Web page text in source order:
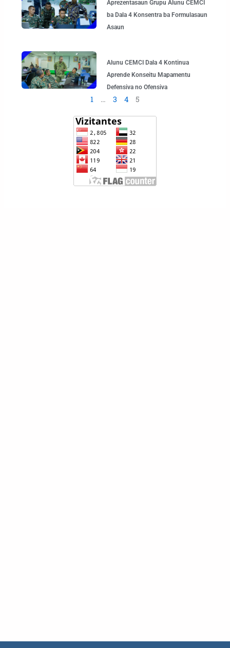
Aprezentasaun Grupu Alunu CEMCI
ba Dala 4 Konsentra ba Formulasaun
Asaun
Alunu CEMCI Dala 4 Kontinua
Aprende Konseitu Mapamentu
Defensiva no Ofensiva
1 … 3 4 5